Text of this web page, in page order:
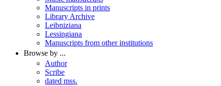
Manuscripts in prints
Library Archive
Leibniziana
Lessingiana
Manuscripts from other institutions
Browse by ...
Author
Scribe
dated mss.